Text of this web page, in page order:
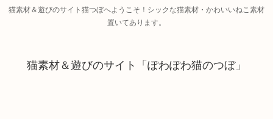
猫素材＆遊びのサイト猫つぼへようこそ！シックな猫素材・かわいいねこ素材
置いてあります。
猫素材＆遊びのサイト「ぽわぽわ猫のつぼ」